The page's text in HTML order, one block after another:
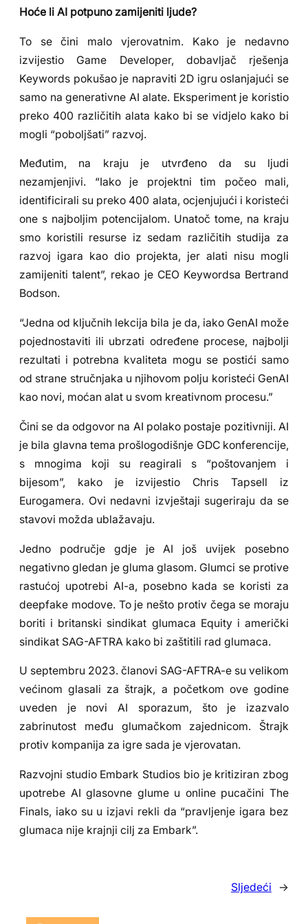
Hoće li AI potpuno zamijeniti ljude?
To se čini malo vjerovatnim. Kako je nedavno
izvijestio Game Developer, dobavljač rješenja
Keywords pokušao je napraviti 2D igru oslanjajući se
samo na generativne AI alate. Eksperiment je koristio
preko 400 različitih alata kako bi se vidjelo kako bi
mogli “poboljšati” razvoj.
Međutim, na kraju je utvrđeno da su ljudi
nezamjenjivi. “Iako je projektni tim počeo mali,
identificirali su preko 400 alata, ocjenjujući i koristeći
one s najboljim potencijalom. Unatoč tome, na kraju
smo koristili resurse iz sedam različitih studija za
razvoj igara kao dio projekta, jer alati nisu mogli
zamijeniti talent”, rekao je CEO Keywordsa Bertrand
Bodson.
“Jedna od ključnih lekcija bila je da, iako GenAI može
pojednostaviti ili ubrzati određene procese, najbolji
rezultati i potrebna kvaliteta mogu se postići samo
od strane stručnjaka u njihovom polju koristeći GenAI
kao novi, moćan alat u svom kreativnom procesu.”
Čini se da odgovor na AI polako postaje pozitivniji. AI
je bila glavna tema prošlogodišnje GDC konferencije,
s mnogima koji su reagirali s “poštovanjem i
bijesom”, kako je izvijestio Chris Tapsell iz
Eurogamera. Ovi nedavni izvještaji sugeriraju da se
stavovi možda ublažavaju.
Jedno područje gdje je AI još uvijek posebno
negativno gledan je gluma glasom. Glumci se protive
rastućoj upotrebi AI-a, posebno kada se koristi za
deepfake modove. To je nešto protiv čega se moraju
boriti i britanski sindikat glumaca Equity i američki
sindikat SAG-AFTRA kako bi zaštitili rad glumaca.
U septembru 2023. članovi SAG-AFTRA-e su velikom
većinom glasali za štrajk, a početkom ove godine
uveden je novi AI sporazum, što je izazvalo
zabrinutost među glumačkom zajednicom. Štrajk
protiv kompanija za igre sada je vjerovatan.
Razvojni studio Embark Studios bio je kritiziran zbog
upotrebe AI glasovne glume u online pucačini The
Finals, iako su u izjavi rekli da “pravljenje igara bez
glumaca nije krajnji cilj za Embark”.
Sljedeći →